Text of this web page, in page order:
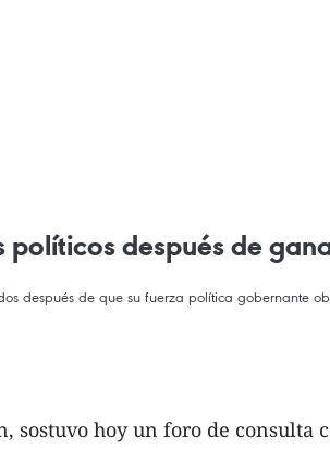
después de
después de que su fuerza política gobernante
hoy un foro de consulta